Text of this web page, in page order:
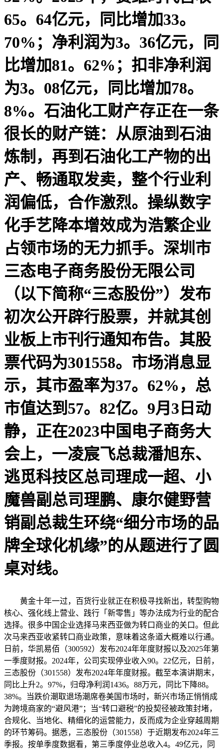
65。64亿元，同比增加33。
70%；净利润为3。36亿元，同
比增加81。62%；扣非净利润
为3。08亿元，同比增加78。
8%。石油化工财产存正在一条
很长的财产链：从原油到石油
炼制，再到石油化工产物的出
产、畅通取发卖，整个行业利
润偏低，合作激烈。操纵数字
化手艺降本增效成为浩繁企业
占领市场的无力抓手。深圳市
三态电子商务股份无限公司
（以下简称“三态股份”）发布
初次公开辟行股票，并就其创
业板上市刊行通知布告。其股
票代码为301558。市场消息显
示，其市盈率为37。62%，总
市值达到57。82亿。9月3日动
静，正在2023中国电子商务大
会上，一凌宸飞总裁潘旭东、
逃觅科技区总司理成一超、小
魔兽副总司理鹏、康尔健野营
销副总裁生环绕“细分市场的品
牌全球化机缘”的从题进行了圆
桌对线。
黄金十年一过，百货行业就正在积极寻找新出，转型购物
核心、强化线上营业、践行「新零售」等办法成为行业的配合
选择。很多中国企业选择马来西亚做为转口商业的关口。但此
次马来西亚收紧转口商业政策，意味着这条道大概难以行通。
日前，华凯易佰（300592）发布2024年年度财报以及2025年第
一季度财报。2024年，公司实现停业收入90。22亿元，日前，
三态股份（301558）发布2024年年度财报。截至本演讲期末，
同比上升2。97%，归母净利润1436。88万元，同比下降88。
38%。当跌价潮取退场潮席卷美国市场时，新兴市场正悄悄成
为跨境商家的“避风港”；当“转口避税”的投契径被政策封堵，
合规化、当地化、精细化的运营能力，反而成为企业穿越周期
的环节筹码。据悉，三态股份（301558）于近期发布2024年三
季报。按单季度数据看，第三季度停业总收入4。49亿元，同